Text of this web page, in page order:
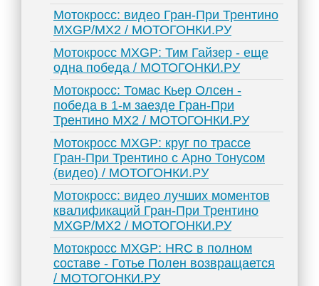
Мотокросс: видео Гран-При Трентино
MXGP/MX2 / МОТОГОНКИ.РУ
Мотокросс MXGP: Тим Гайзер - еще
одна победа / МОТОГОНКИ.РУ
Мотокросс: Томас Кьер Олсен -
победа в 1-м заезде Гран-При
Трентино MX2 / МОТОГОНКИ.РУ
Мотокросс MXGP: круг по трассе
Гран-При Трентино с Арно Тонусом
(видео) / МОТОГОНКИ.РУ
Мотокросс: видео лучших моментов
квалификаций Гран-При Трентино
MXGP/MX2 / МОТОГОНКИ.РУ
Мотокросс MXGP: HRC в полном
составе - Готье Полен возвращается
/ МОТОГОНКИ.РУ